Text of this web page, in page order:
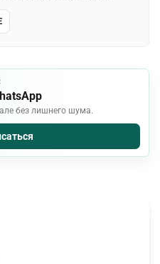
без лишнего шума.